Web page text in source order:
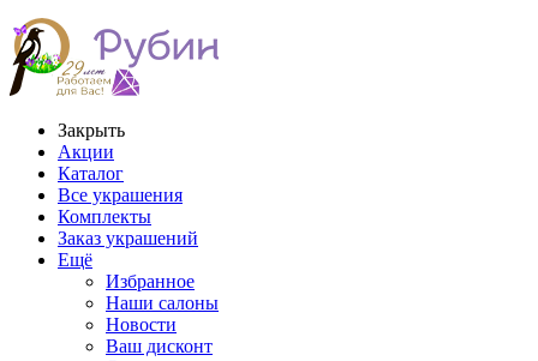
Закрыть
Акции
Каталог
Все украшения
Комплекты
Заказ украшений
Ещё
Избранное
Наши салоны
Новости
Ваш дисконт